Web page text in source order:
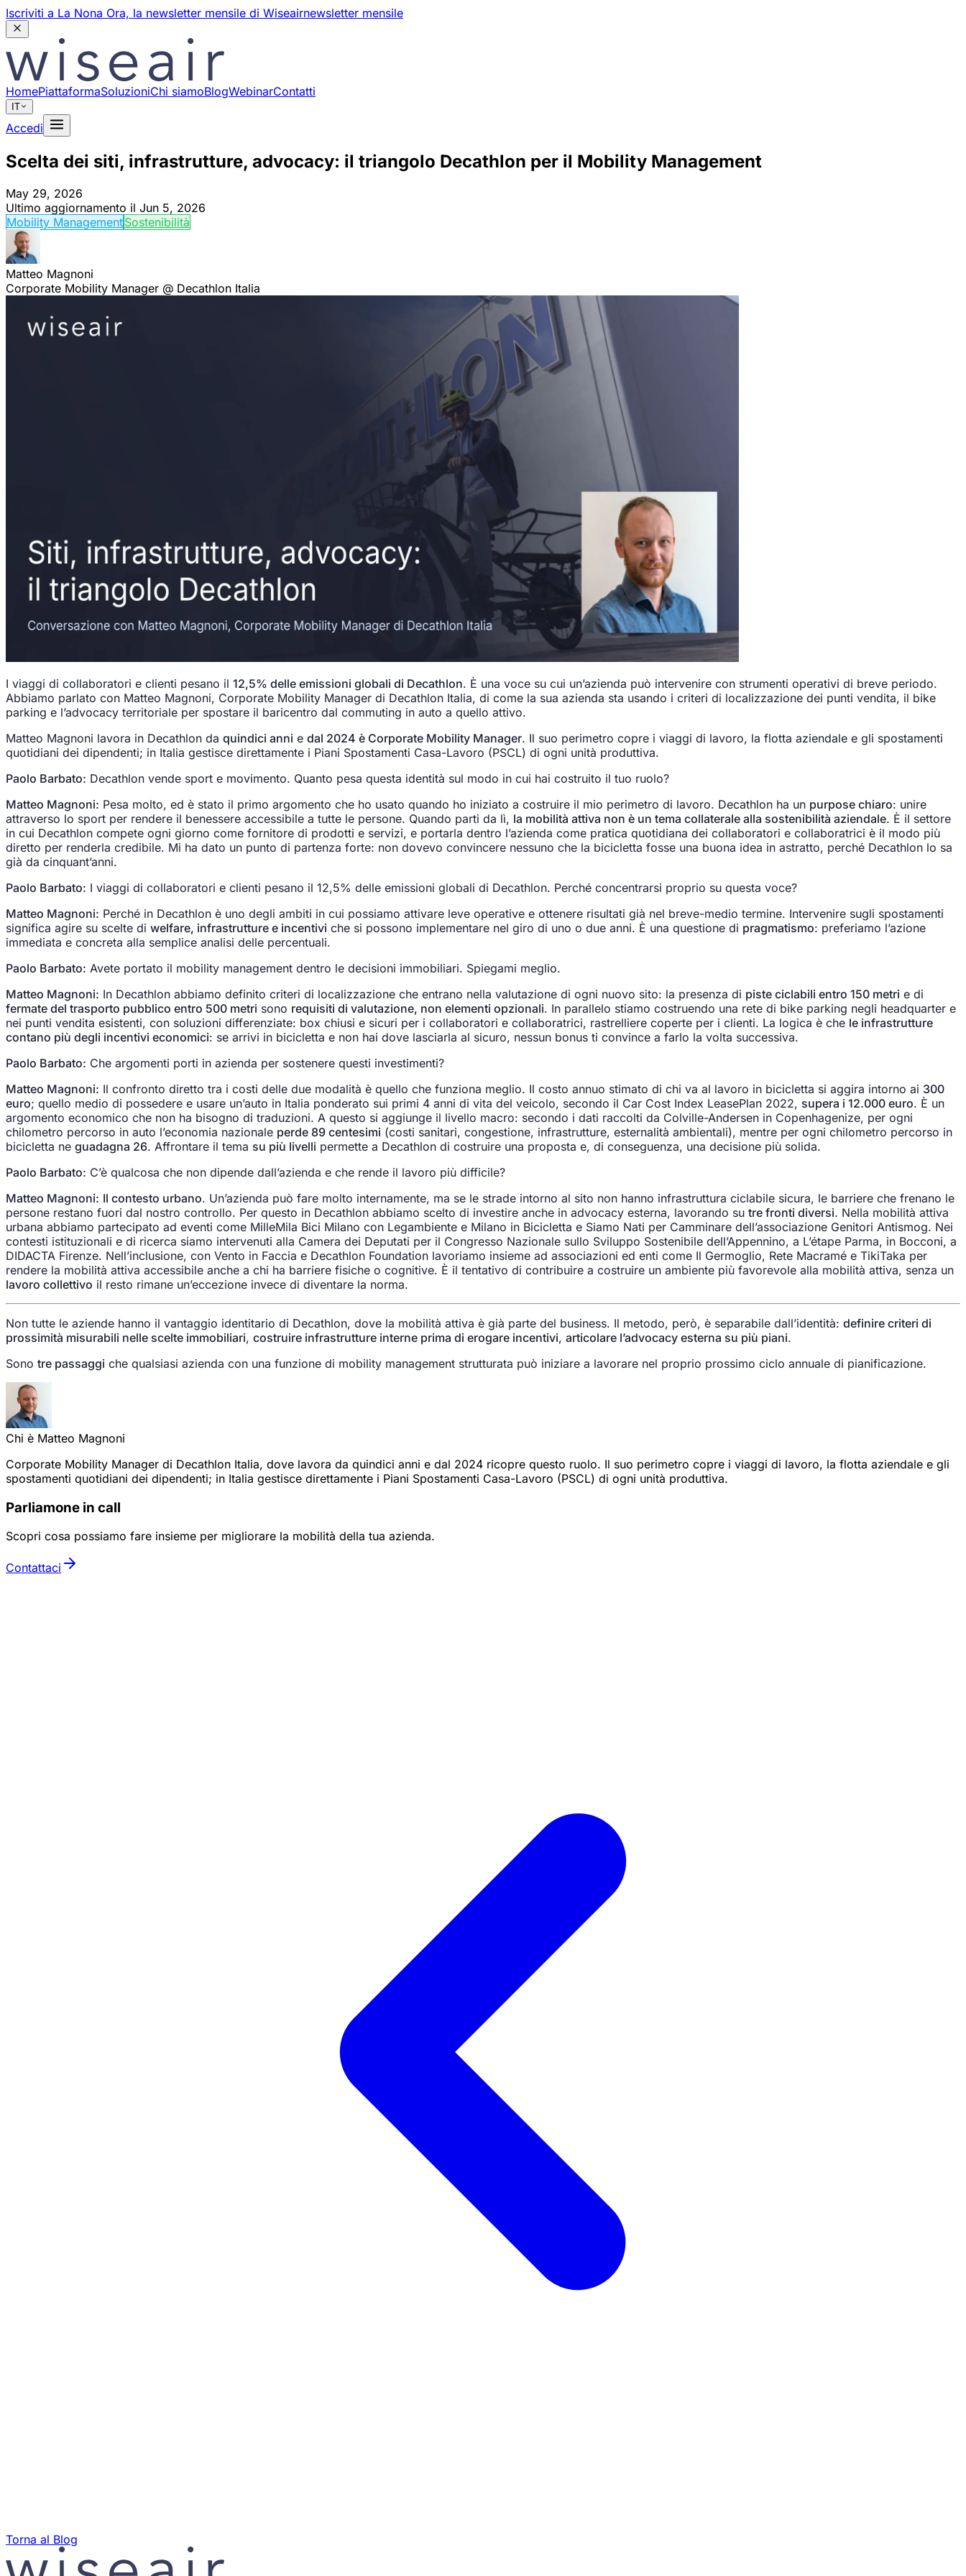
Iscriviti a La Nona Ora, la newsletter mensile di Wiseairnewsletter mensile
HomePiattaformaSoluzioniChi siamoBlogWebinarContatti
IT
Accedi
Scelta dei siti, infrastrutture, advocacy: il triangolo Decathlon per il Mobility Management
May 29, 2026
Ultimo aggiornamento il Jun 5, 2026
Mobility ManagementSostenibilità
Matteo Magnoni
Corporate Mobility Manager @ Decathlon Italia
I viaggi di collaboratori e clienti pesano il 12,5% delle emissioni globali di Decathlon. È una voce su cui un’azienda può intervenire con strumenti operativi di breve periodo.
Abbiamo parlato con Matteo Magnoni, Corporate Mobility Manager di Decathlon Italia, di come la sua azienda sta usando i criteri di localizzazione dei punti vendita, il bike
parking e l’advocacy territoriale per spostare il baricentro dal commuting in auto a quello attivo.
Matteo Magnoni lavora in Decathlon da quindici anni e dal 2024 è Corporate Mobility Manager. Il suo perimetro copre i viaggi di lavoro, la flotta aziendale e gli spostamenti
quotidiani dei dipendenti; in Italia gestisce direttamente i Piani Spostamenti Casa-Lavoro (PSCL) di ogni unità produttiva.
Paolo Barbato: Decathlon vende sport e movimento. Quanto pesa questa identità sul modo in cui hai costruito il tuo ruolo?
Matteo Magnoni: Pesa molto, ed è stato il primo argomento che ho usato quando ho iniziato a costruire il mio perimetro di lavoro. Decathlon ha un purpose chiaro: unire
attraverso lo sport per rendere il benessere accessibile a tutte le persone. Quando parti da lì, la mobilità attiva non è un tema collaterale alla sostenibilità aziendale. È il settore
in cui Decathlon compete ogni giorno come fornitore di prodotti e servizi, e portarla dentro l’azienda come pratica quotidiana dei collaboratori e collaboratrici è il modo più
diretto per renderla credibile. Mi ha dato un punto di partenza forte: non dovevo convincere nessuno che la bicicletta fosse una buona idea in astratto, perché Decathlon lo sa
già da cinquant’anni.
Paolo Barbato: I viaggi di collaboratori e clienti pesano il 12,5% delle emissioni globali di Decathlon. Perché concentrarsi proprio su questa voce?
Matteo Magnoni: Perché in Decathlon è uno degli ambiti in cui possiamo attivare leve operative e ottenere risultati già nel breve-medio termine. Intervenire sugli spostamenti
significa agire su scelte di welfare, infrastrutture e incentivi che si possono implementare nel giro di uno o due anni. È una questione di pragmatismo: preferiamo l’azione
immediata e concreta alla semplice analisi delle percentuali.
Paolo Barbato: Avete portato il mobility management dentro le decisioni immobiliari. Spiegami meglio.
Matteo Magnoni: In Decathlon abbiamo definito criteri di localizzazione che entrano nella valutazione di ogni nuovo sito: la presenza di piste ciclabili entro 150 metri e di
fermate del trasporto pubblico entro 500 metri sono requisiti di valutazione, non elementi opzionali. In parallelo stiamo costruendo una rete di bike parking negli headquarter e
nei punti vendita esistenti, con soluzioni differenziate: box chiusi e sicuri per i collaboratori e collaboratrici, rastrelliere coperte per i clienti. La logica è che le infrastrutture
contano più degli incentivi economici: se arrivi in bicicletta e non hai dove lasciarla al sicuro, nessun bonus ti convince a farlo la volta successiva.
Paolo Barbato: Che argomenti porti in azienda per sostenere questi investimenti?
Matteo Magnoni: Il confronto diretto tra i costi delle due modalità è quello che funziona meglio. Il costo annuo stimato di chi va al lavoro in bicicletta si aggira intorno ai 300
euro; quello medio di possedere e usare un’auto in Italia ponderato sui primi 4 anni di vita del veicolo, secondo il Car Cost Index LeasePlan 2022, supera i 12.000 euro. È un
argomento economico che non ha bisogno di traduzioni. A questo si aggiunge il livello macro: secondo i dati raccolti da Colville-Andersen in Copenhagenize, per ogni
chilometro percorso in auto l’economia nazionale perde 89 centesimi (costi sanitari, congestione, infrastrutture, esternalità ambientali), mentre per ogni chilometro percorso in
bicicletta ne guadagna 26. Affrontare il tema su più livelli permette a Decathlon di costruire una proposta e, di conseguenza, una decisione più solida.
Paolo Barbato: C’è qualcosa che non dipende dall’azienda e che rende il lavoro più difficile?
Matteo Magnoni: Il contesto urbano. Un’azienda può fare molto internamente, ma se le strade intorno al sito non hanno infrastruttura ciclabile sicura, le barriere che frenano le
persone restano fuori dal nostro controllo. Per questo in Decathlon abbiamo scelto di investire anche in advocacy esterna, lavorando su tre fronti diversi. Nella mobilità attiva
urbana abbiamo partecipato ad eventi come MilleMila Bici Milano con Legambiente e Milano in Bicicletta e Siamo Nati per Camminare dell’associazione Genitori Antismog. Nei
contesti istituzionali e di ricerca siamo intervenuti alla Camera dei Deputati per il Congresso Nazionale sullo Sviluppo Sostenibile dell’Appennino, a L’étape Parma, in Bocconi, a
DIDACTA Firenze. Nell’inclusione, con Vento in Faccia e Decathlon Foundation lavoriamo insieme ad associazioni ed enti come Il Germoglio, Rete Macramé e TikiTaka per
rendere la mobilità attiva accessibile anche a chi ha barriere fisiche o cognitive. È il tentativo di contribuire a costruire un ambiente più favorevole alla mobilità attiva, senza un
lavoro collettivo il resto rimane un’eccezione invece di diventare la norma.
Non tutte le aziende hanno il vantaggio identitario di Decathlon, dove la mobilità attiva è già parte del business. Il metodo, però, è separabile dall’identità: definire criteri di
prossimità misurabili nelle scelte immobiliari, costruire infrastrutture interne prima di erogare incentivi, articolare l’advocacy esterna su più piani.
Sono tre passaggi che qualsiasi azienda con una funzione di mobility management strutturata può iniziare a lavorare nel proprio prossimo ciclo annuale di pianificazione.
Chi è Matteo Magnoni
Corporate Mobility Manager di Decathlon Italia, dove lavora da quindici anni e dal 2024 ricopre questo ruolo. Il suo perimetro copre i viaggi di lavoro, la flotta aziendale e gli
spostamenti quotidiani dei dipendenti; in Italia gestisce direttamente i Piani Spostamenti Casa-Lavoro (PSCL) di ogni unità produttiva.
Parliamone in call
Scopri cosa possiamo fare insieme per migliorare la mobilità della tua azienda.
Contattaci
Torna al Blog